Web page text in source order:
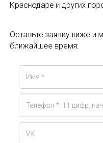
Краснодаре и других
Оставьте заявку ниже
ближайшее время: